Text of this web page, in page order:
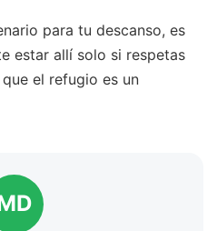
para tu descanso, es
estar allí solo si respetas
el refugio es un